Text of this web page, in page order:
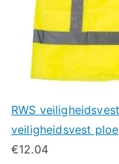
RWS
veiligheidsvest
€12.04